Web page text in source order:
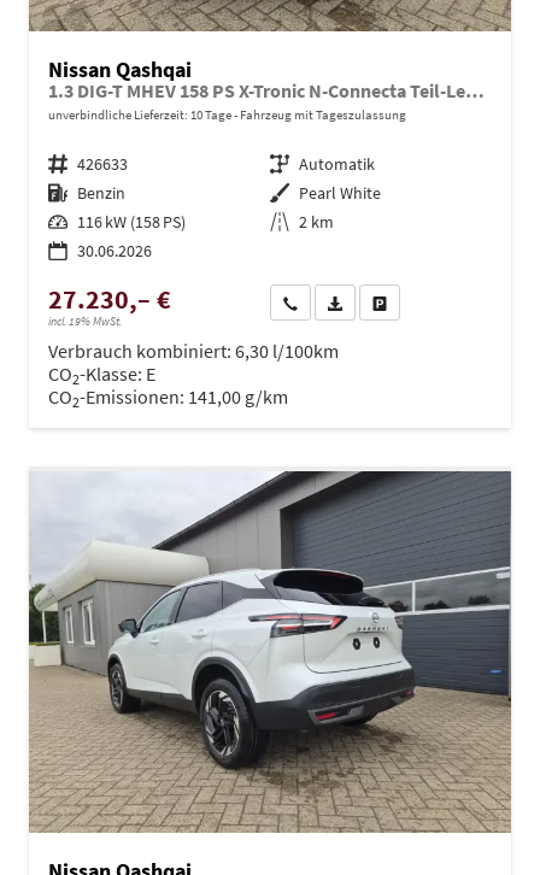
Nissan Qashqai
1.3 DIG-T MHEV 158 PS X-Tronic N-Connecta Teil-Leder PanoGlasdach Klimaautomatik Sitzheizung Lenkradheizung Navi ACC PDC v+h 360°Kamera DAB Bluetooth Touchscreen Apple CarPlay Android Auto 18"LM
unverbindliche Lieferzeit: 10 Tage Fahrzeug mit Tageszulassung
Fahrzeugnr. 426633 Getriebe Automatik
Kraftstoff Benzin Außenfarbe Pearl White
Leistung 116 kW (158 PS) Kilometerstand 2 km
30.06.2026
27.230,– €
incl. 19% MwSt.
Wir rufen Sie anPDF-Datei, Fahrzeugexposé
Verbrauch kombiniert: 6,30 l/100km
CO2-Klasse: E
CO2-Emissionen: 141,00 g/km